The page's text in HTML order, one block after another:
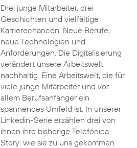
Drei junge Mitarbeiter, drei
Geschichten und vielfältige
Karrierechancen. Neue Berufe,
neue Technologien und
Anforderungen. Die Digitalisierung
verändert unsere Arbeitswelt
nachhaltig. Eine Arbeitswelt, die für
viele junge Mitarbeiter und vor
allem Berufsanfänger ein
spannendes Umfeld ist. In unserer
Linkedin-Serie erzählen drei von
ihnen ihre bisherige Telefónica-
Story: wie sie zu uns gekommen